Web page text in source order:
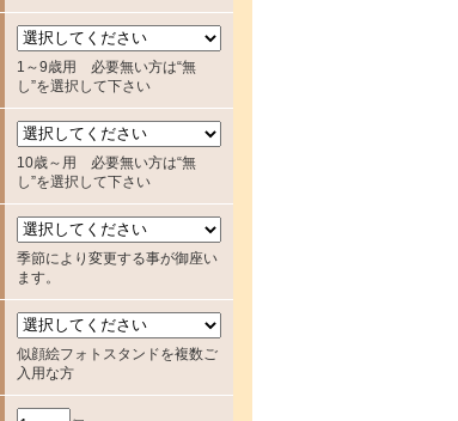
1～9歳用 必要無い方は“無
し”を選択して下さい
10歳～用 必要無い方は“無
し”を選択して下さい
季節により変更する事が御座い
ます。
似顔絵フォトスタンドを複数ご
入用な方